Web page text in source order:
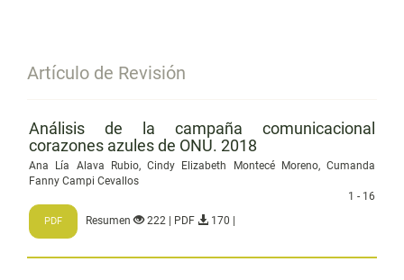
Artículo de Revisión
Análisis de la campaña comunicacional
corazones azules de ONU. 2018
Ana Lía Alava Rubio, Cindy Elizabeth Montecé Moreno, Cumanda
Fanny Campi Cevallos
1 - 16
PDF Resumen 222 | PDF 170 |